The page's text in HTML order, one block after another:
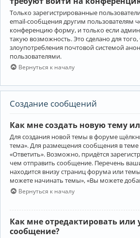
Только зарегистрированные
email-сообщения другим пользователям
конференцию форму, и только если
такую возможность. Это сделано для
злоупотребления почтовой системой
пользователями.
Вернуться к началу
Создание сообщений
Как мне создать новую тему
Для создания новой темы в форуме
тема». Для размещения сообщения в
«Ответить». Возможно, придётся
чем отправить сообщение. Перечень
находится внизу страниц форума или
можете начинать темы», «Вы можете
Вернуться к началу
Как мне отредактировать или
сообщение?